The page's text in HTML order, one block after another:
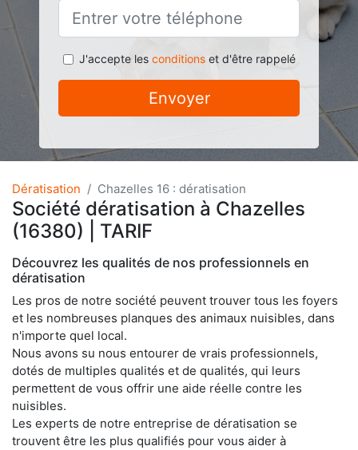
J'accepte les conditionset d'être rappelé
Envoyer
Dératisation Chazelles 16 : dératisation
Société dératisation à Chazelles
(16380) | TARIF
Découvrez les qualités de nos professionnels en
dératisation
Les pros de notre société peuvent trouver tous les foyers
et les nombreuses planques des animaux nuisibles, dans
n'importe quel local.
Nous avons su nous entourer de vrais professionnels,
dotés de multiples qualités et de qualités, qui leurs
permettent de vous offrir une aide réelle contre les
nuisibles.
Les experts de notre entreprise de dératisation se
trouvent être les plus qualifiés pour vous aider à